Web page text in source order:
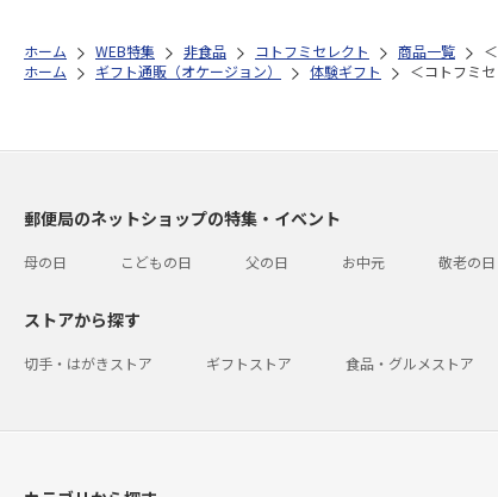
ホーム WEB特集 非食品 コトフミセレクト 商品一覧
ホーム
ギフト通販（オケージョン） 体験ギフト ＜コトフミ
郵便局のネットショップの特集・イベント
母の日 こどもの日 父の日 お中元 敬老の日
ストアから探す
切手・はがきストア ギフトストア 食品・グルメストア